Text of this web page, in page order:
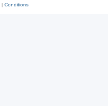
| Conditions